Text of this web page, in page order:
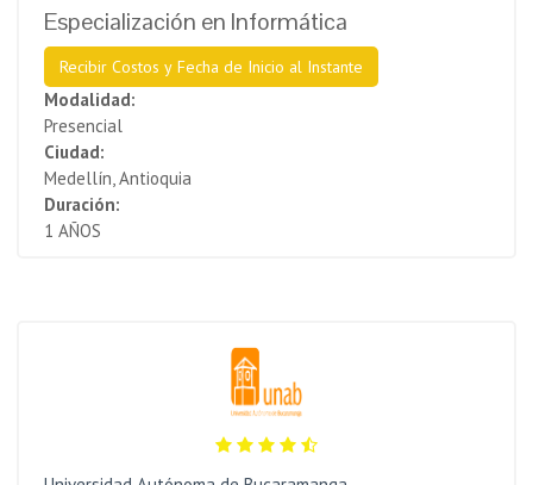
Especialización en Informática
Recibir Costos y Fecha de Inicio al Instante
Modalidad:
Presencial
Ciudad:
Medellín, Antioquia
Duración:
1 AÑOS